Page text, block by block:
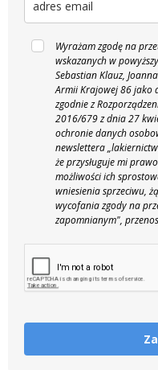
Wyrażam zgodę na
wskazanych w
Sebastian Klauz,
Armii Krajowej 86 jako
zgodnie z
2016/679 z dnia 27
ochronie danych
newslettera
że przysługuje mi
możliwości ich
wniesienia sprzeciwu,
wycofania zgody na
zapomnianym",